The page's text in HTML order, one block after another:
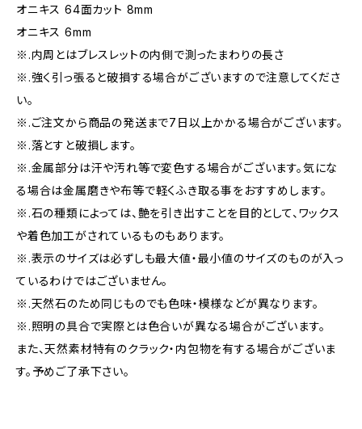
オニキス 64面カット 8mm
オニキス 6mm
※.内周とはブレスレットの内側で測ったまわりの長さ
※.強く引っ張ると破損する場合がございますので注意してくださ
い。
※.ご注文から商品の発送まで7日以上かかる場合がございます。
※.落とすと破損します。
※.金属部分は汗や汚れ等で変色する場合がございます。気にな
る場合は金属磨きや布等で軽くふき取る事をおすすめします。
※.石の種類によっては、艶を引き出すことを目的として、ワックス
や着色加工がされているものもあります。
※.表示のサイズは必ずしも最大値・最小値のサイズのものが入っ
ているわけではございません。
※.天然石のため同じものでも色味・模様などが異なります。
※.照明の具合で実際とは色合いが異なる場合がございます。
また、天然素材特有のクラック・内包物を有する場合がございま
す。予めご了承下さい。